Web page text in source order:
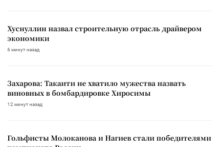
Хуснуллин назвал строительную отрасль драйвером
экономики
6 минут назад
Захарова: Такаити не хватило мужества назвать
виновных в бомбардировке Хиросимы
12 минут назад
Гольфисты Молоканова и Нагиев стали победителями